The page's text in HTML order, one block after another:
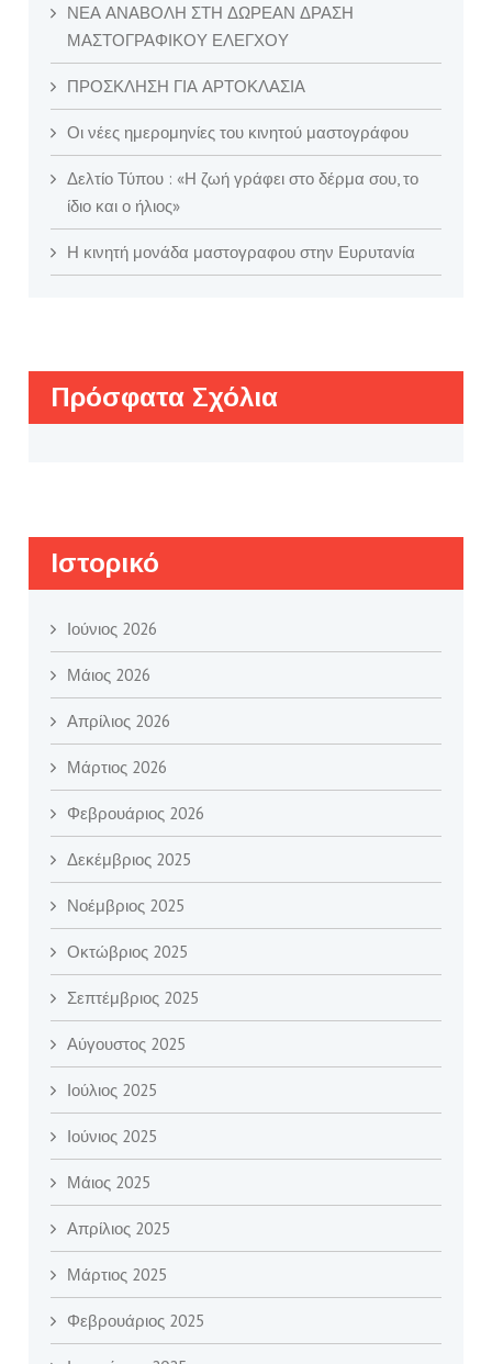
ΝΕΑ ΑΝΑΒΟΛΗ ΣΤΗ ΔΩΡΕΑΝ ΔΡΑΣΗ
ΜΑΣΤΟΓΡΑΦΙΚΟΥ ΕΛΕΓΧΟΥ
ΠΡΟΣΚΛΗΣΗ ΓΙΑ ΑΡΤΟΚΛΑΣΙΑ
Οι νέες ημερομηνίες του κινητού μαστογράφου
Δελτίο Τύπου : «Η ζωή γράφει στο δέρμα σου, το
ίδιο και ο ήλιος»
Η κινητή μονάδα μαστογραφου στην Ευρυτανία
Πρόσφατα Σχόλια
Ιστορικό
Ιούνιος 2026
Μάιος 2026
Απρίλιος 2026
Μάρτιος 2026
Φεβρουάριος 2026
Δεκέμβριος 2025
Νοέμβριος 2025
Οκτώβριος 2025
Σεπτέμβριος 2025
Αύγουστος 2025
Ιούλιος 2025
Ιούνιος 2025
Μάιος 2025
Απρίλιος 2025
Μάρτιος 2025
Φεβρουάριος 2025